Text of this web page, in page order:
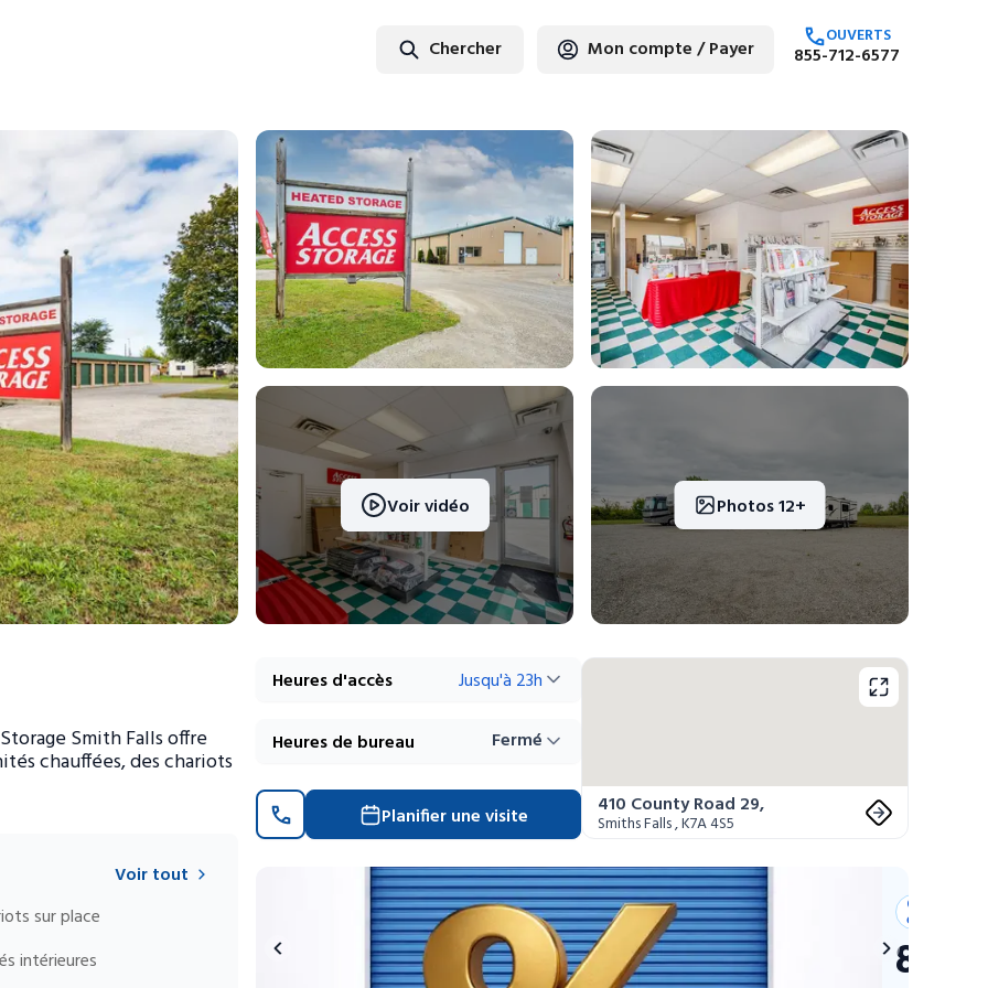
Cherchez
Chercher Mon compte / Payer OUVERTS
855-712-6577
Voir vidéo Photos 12+
Smith Falls offre
chauffées, des chariots
Heures d'accès Jusqu'à 23h
Heures de bureau Fermé
Planifier une visite 410 County Road 29,
Smiths Falls,K7A 4S5
Voir tout
sur place
intérieures
Offres
estivales
8